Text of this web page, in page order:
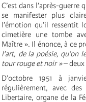
C’est dans l’après-guerre
se manifester plus
l’émotion qu’il ressentit
cimetière une tombe
Maître ». Il énonce, à ce
l’art, de la poésie, qu’on
tour rouge et noir »– deux
D’octobre 1951 à
régulièrement, avec
Libertaire, organe de la